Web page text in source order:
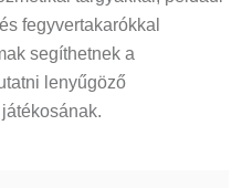
fegyvertakarókkal
segíthetnek a
lenyűgöző